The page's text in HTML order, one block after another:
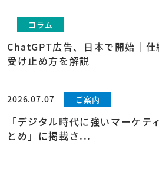
コラム
ChatGPT広告、日本で開始｜仕
受け止め方を解説
2026.07.07 ご案内
「デジタル時代に強いマーケテ
とめ」に掲載さ...